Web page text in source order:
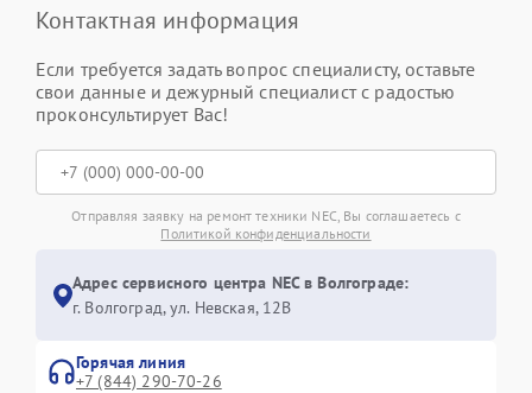
Контактная информация
Если требуется задать вопрос специалисту, оставьте
свои данные и дежурный специалист с радостью
проконсультирует Вас!
Отправляя заявку на ремонт техники NEC, Вы соглашаетесь с
Политикой конфиденциальности
Адрес сервисного центра NEC в Волгограде:
г. Волгоград, ул. Невская, 12В
Горячая линия
+7 (844) 290-70-26